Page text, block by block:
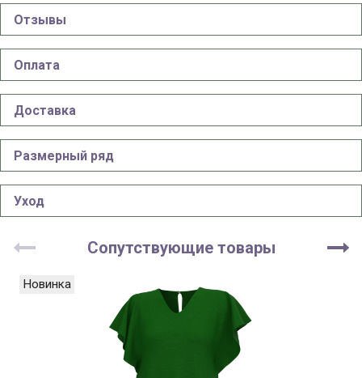
Отзывы
Оплата
Доставка
Размерный ряд
Уход
Сопутствующие товары
Новинка